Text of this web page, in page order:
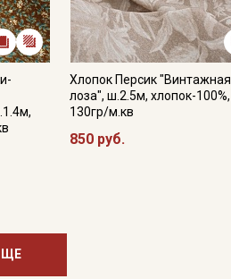
Хлопок Персик "Винтажная
лоза", ш.2.5м, хлопок-100%,
130гр/м.кв
850 руб.